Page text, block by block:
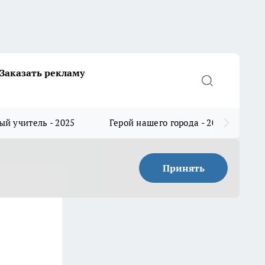
Заказать рекламу
учитель - 2025 Герой нашего города - 2025
Принять